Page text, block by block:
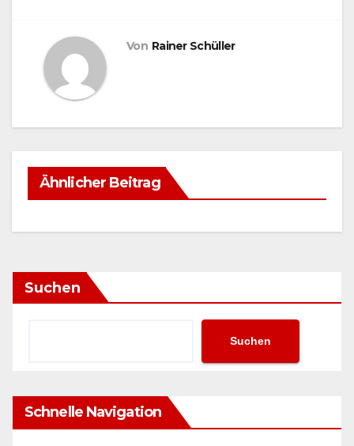
Von Rainer Schüller
Ähnlicher Beitrag
Suchen
Suchen
Schnelle Navigation